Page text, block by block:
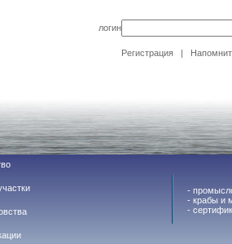
логин
Регистрация |
-
- крабы и
-